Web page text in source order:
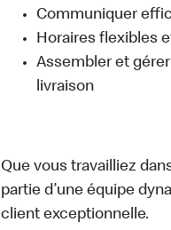
Communiquer
Horaires flexibles
Assembler et
livraison
Que vous travailliez
partie d’une équipe
client exceptionnelle.